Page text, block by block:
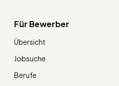
Für Bewerber
Übersicht
Jobsuche
Berufe